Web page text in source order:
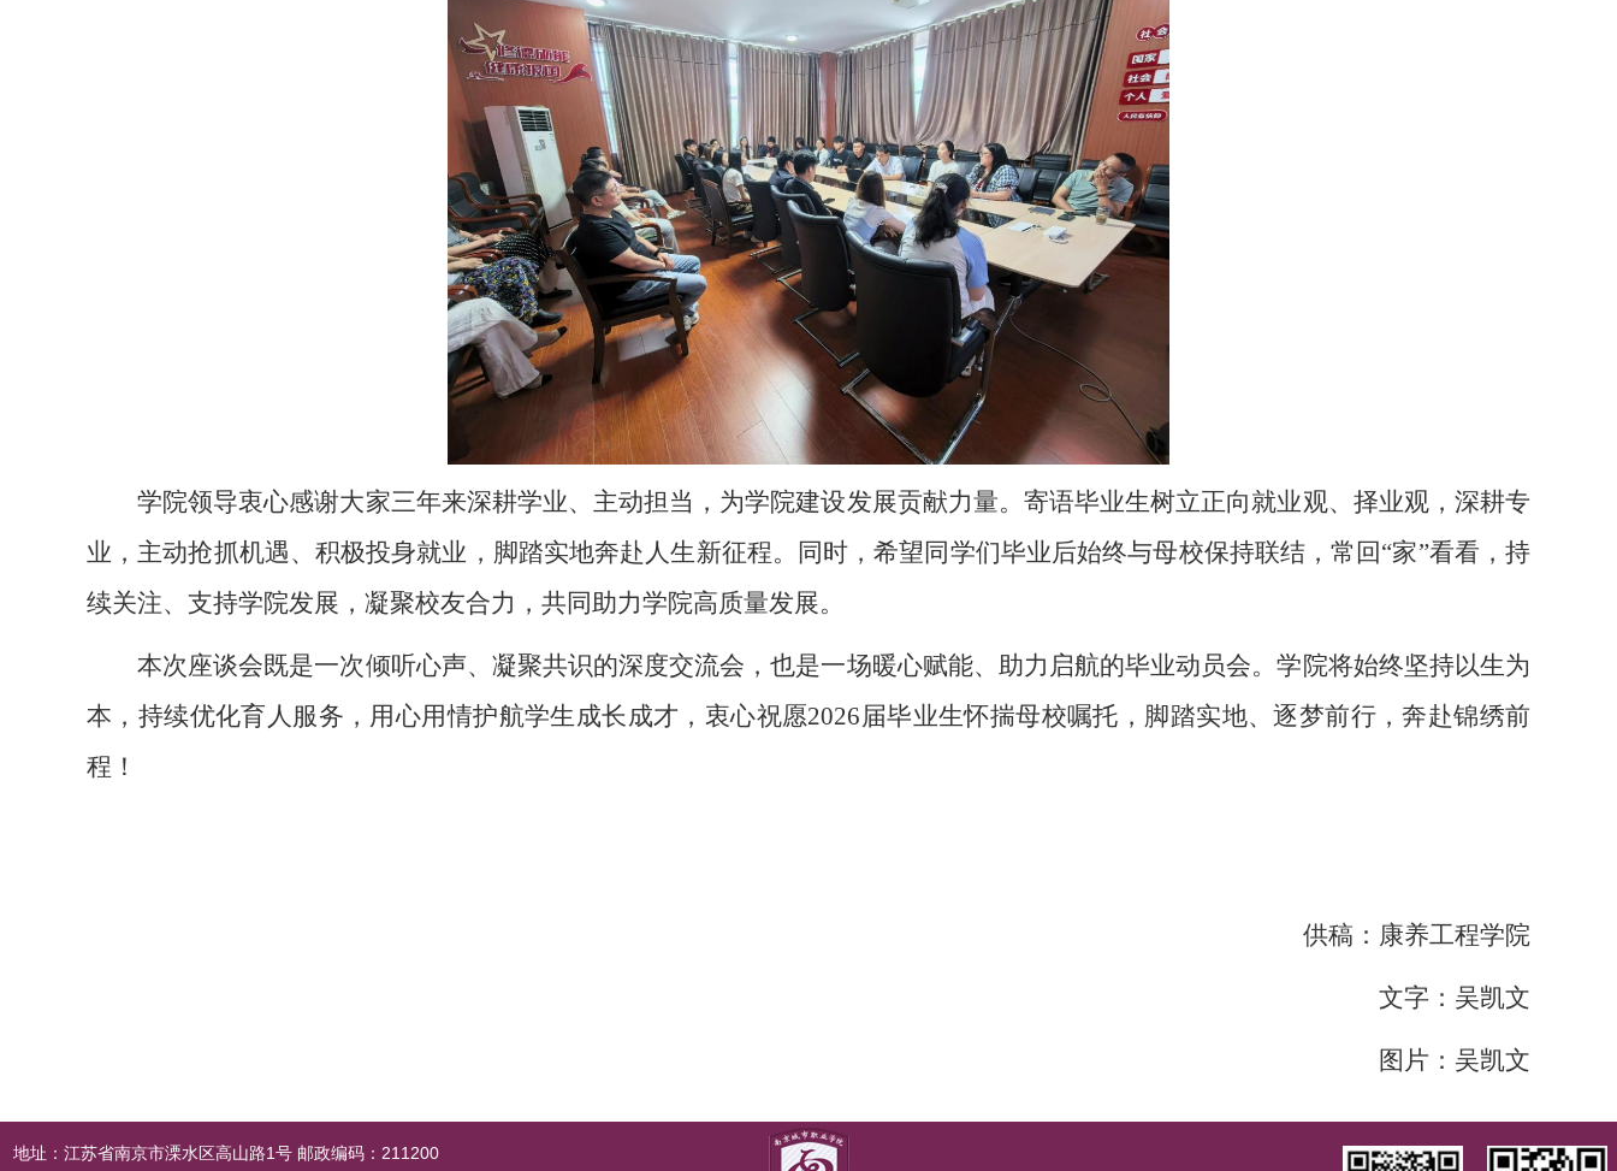
学院领导衷心感谢大家三年来深耕学业、主动担当，为学院建设发展贡献力量。寄语毕业生树立正向就业观、择业观，深耕专
业，主动抢抓机遇、积极投身就业，脚踏实地奔赴人生新征程。同时，希望同学们毕业后始终与母校保持联结，常回“家”看看，持
续关注、支持学院发展，凝聚校友合力，共同助力学院高质量发展。
本次座谈会既是一次倾听心声、凝聚共识的深度交流会，也是一场暖心赋能、助力启航的毕业动员会。学院将始终坚持以生为
本，持续优化育人服务，用心用情护航学生成长成才，衷心祝愿2026届毕业生怀揣母校嘱托，脚踏实地、逐梦前行，奔赴锦绣前
程！
供稿：康养工程学院
文字：吴凯文
图片：吴凯文
地址：江苏省南京市溧水区高山路1号 邮政编码：211200